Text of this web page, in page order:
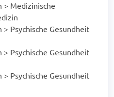
> Medizinische
Psychische Gesundheit
Psychische Gesundheit
Psychische Gesundheit